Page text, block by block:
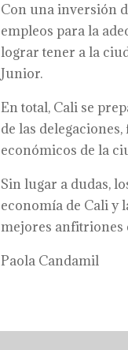
Con una inversión
empleos para la
lograr tener a la
Junior.
En total, Cali se
de las
económicos de la
Sin lugar a dudas,
economía de Cali y
mejores anfitriones
Paola Candamil